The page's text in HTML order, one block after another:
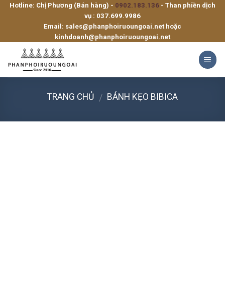
SkipHotline: Chị Phương (Bán hàng) - 0902.183.136 - Than phiền dịch
vụ : 037.699.9986
Email: sales@phanphoiruoungoai.net hoặc
kinhdoanh@phanphoiruoungoai.net
TRANG CHỦ / BÁNH KẸO BIBICA